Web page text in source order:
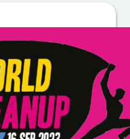
a
n
d
fr
a